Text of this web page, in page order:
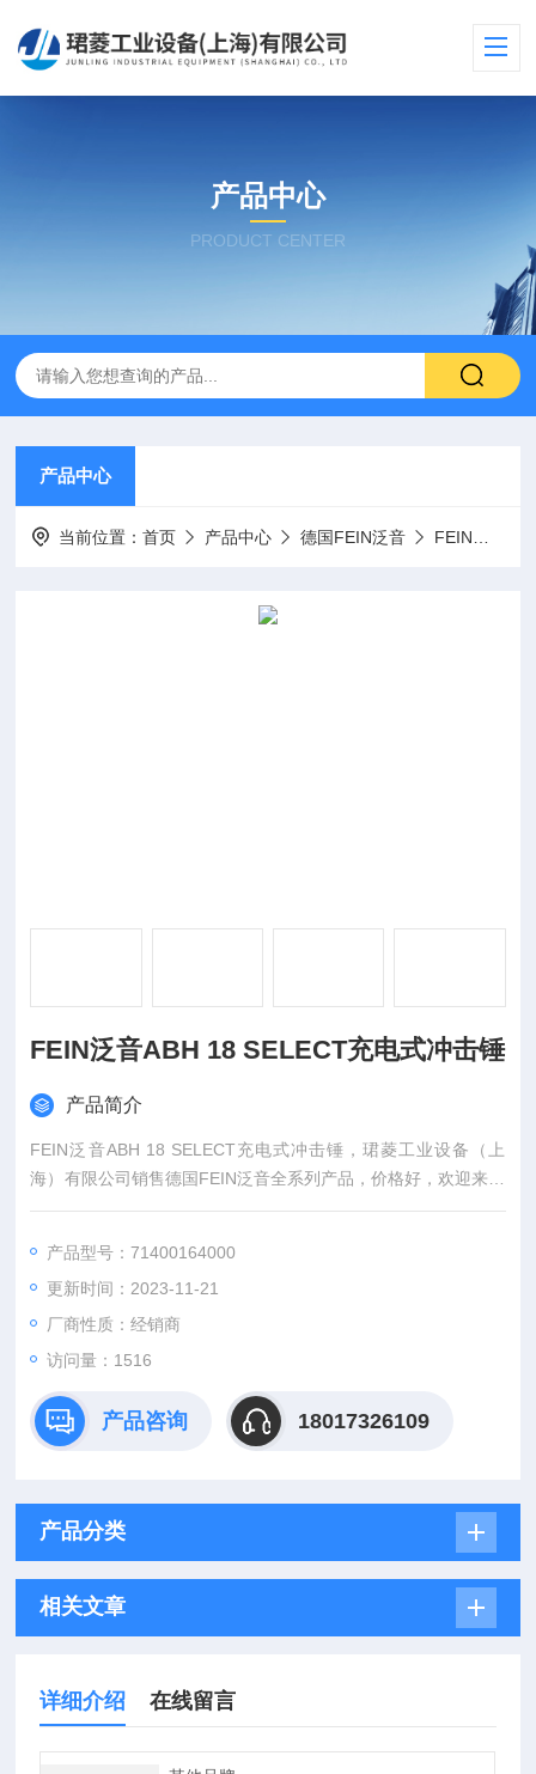
产品中心
PRODUCT CENTER
产品中心
当前位置：首页 产品中心 德国FEIN泛音 FEIN电动工具
FEIN泛音ABH 18 SELECT充电式冲击锤
产品简介
FEIN泛音ABH 18 SELECT充电式冲击锤，珺菱工业设备（上
海）有限公司销售德国FEIN泛音全系列产品，价格好，欢迎来确
认。
产品型号：71400164000
更新时间：2023-11-21
厂商性质：经销商
访问量：1516
产品咨询 18017326109
产品分类
相关文章
详细介绍 在线留言